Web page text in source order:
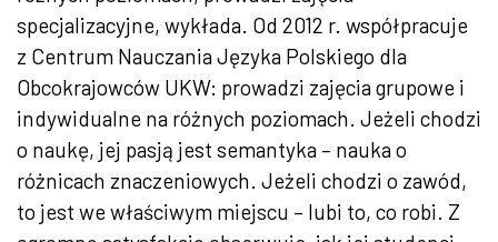
specjalizacyjne, wykłada. Od 2012 r. współpracuje
z Centrum Nauczania Języka Polskiego dla
Obcokrajowców UKW: prowadzi zajęcia grupowe i
indywidualne na różnych poziomach. Jeżeli chodzi
o naukę, jej pasją jest semantyka – nauka o
różnicach znaczeniowych. Jeżeli chodzi o zawód,
to jest we właściwym miejscu – lubi to, co robi. Z